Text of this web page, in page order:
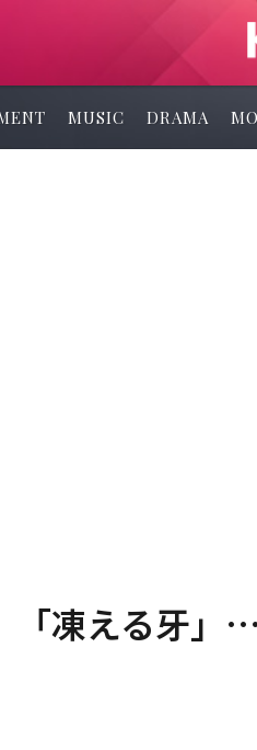
MUSIC DRAMA
「凍える牙